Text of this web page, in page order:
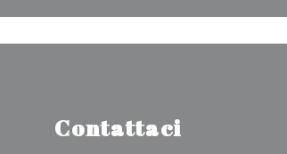
Contattaci